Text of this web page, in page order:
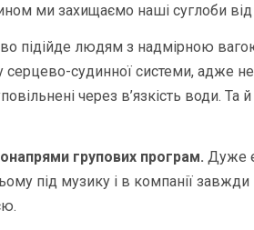
ми захищаємо наші суглоби
підійде людям з надмірною
судинної системи, адже
через в’язкість води. Та
групових програм. Дуже
під музику і в компанії